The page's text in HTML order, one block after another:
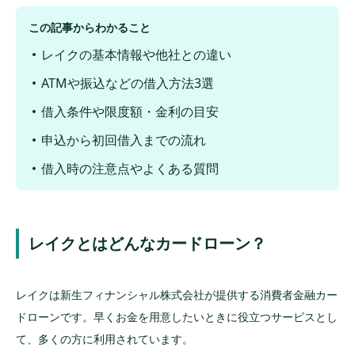
この記事からわかること
レイクの基本情報や他社との違い
ATMや振込などの借入方法3選
借入条件や限度額・金利の目安
申込から初回借入までの流れ
借入時の注意点やよくある質問
レイクとはどんなカードローン？
レイクは新生フィナンシャル株式会社が提供する消費者金融カー
ドローンです。早くお金を用意したいときに役立つサービスとし
て、多くの方に利用されています。